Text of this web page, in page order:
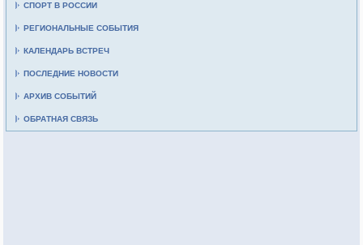
СПОРТ В РОССИИ
РЕГИОНАЛЬНЫЕ СОБЫТИЯ
КАЛЕНДАРЬ ВСТРЕЧ
ПОСЛЕДНИЕ НОВОСТИ
АРХИВ СОБЫТИЙ
ОБРАТНАЯ СВЯЗЬ